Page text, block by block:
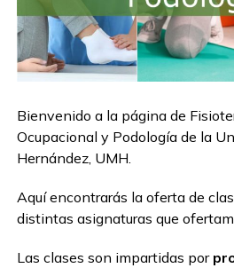
Bienvenido a la página de
Ocupacional y Podología de la
Hernández, UMH.
Aquí encontrarás la oferta de
distintas asignaturas que
Las clases son impartidas por